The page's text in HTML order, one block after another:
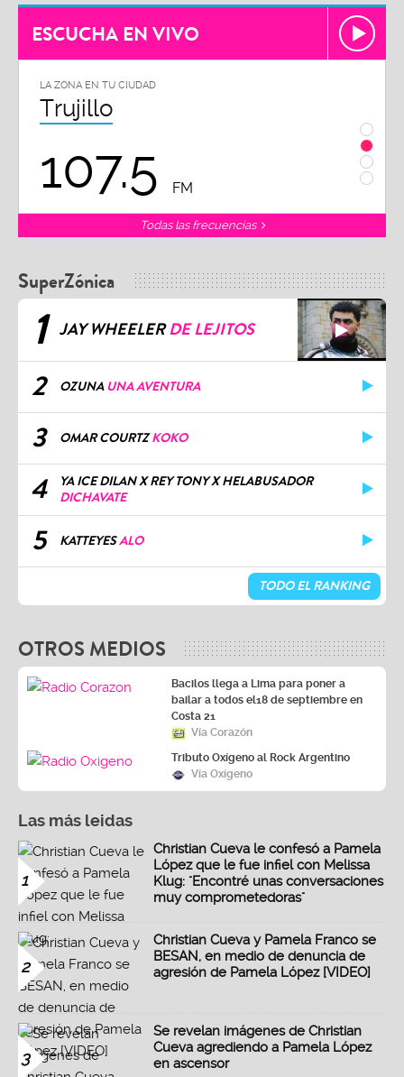
ESCUCHA EN VIVO
LA ZONA EN TU CIUDAD
Trujillo
107.5 FM
Todas las frecuencias
SuperZónica
1 JAY WHEELERDE LEJITOS
2 OZUNA UNA AVENTURA
3 OMAR COURTZKOKO
4
YA ICE DILAN X REY TONY X HELABUSADOR
DICHAVATE
5 KATTEYESALO
TODO EL RANKING
OTROS MEDIOS
Bacilos llega a Lima para poner a
bailar a todos el18 de septiembre en
Costa 21
Vía Corazón
Tributo Oxígeno al Rock Argentino
Vía Oxígeno
Las más leidas
1
Christian Cueva le confesó a Pamela
López que le fue infiel con Melissa
Klug: "Encontré unas conversaciones
muy comprometedoras"
2
Christian Cueva y Pamela Franco se
BESAN, en medio de denuncia de
agresión de Pamela López [VIDEO]
3
Se revelan imágenes de Christian
Cueva agrediendo a Pamela López
en ascensor